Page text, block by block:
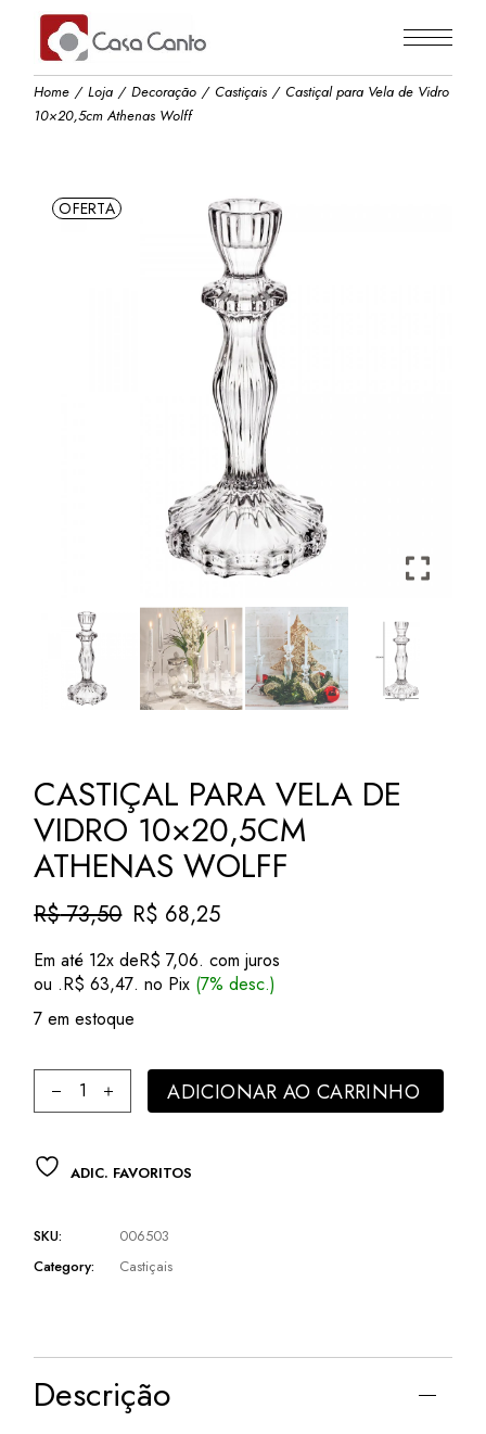
content
Home Loja Decoração Castiçais
Castiçal para Vela de Vidro
10×20,5cm Athenas Wolff
OFERTA
CASTIÇAL PARA VELA DE
VIDRO 10×20,5CM
ATHENAS WOLFF
R$73,50
O
preço
original
era:
R$ 73,50.
R$ 68,25
O
preço
atual
é:
R$ 68,25.
Em até 12x deR$ 7,06. com juros
ou .R$ 63,47. no Pix (7% desc.)
7 em estoque
Castiçal para Vela de Vidro 10x20,5cm Athenas Wolff
ADICIONAR AO CARRINHO
ADIC. FAVORITOS
SKU:
006503
Category:
Castiçais
Descrição